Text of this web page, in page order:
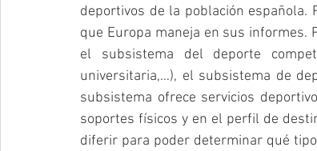
deportivos de la población
que Europa maneja en sus
el subsistema del deporte
universitaria,…), el subsistema de
subsistema ofrece servicios
soportes físicos y en el perfil de
diferir para poder determinar qué